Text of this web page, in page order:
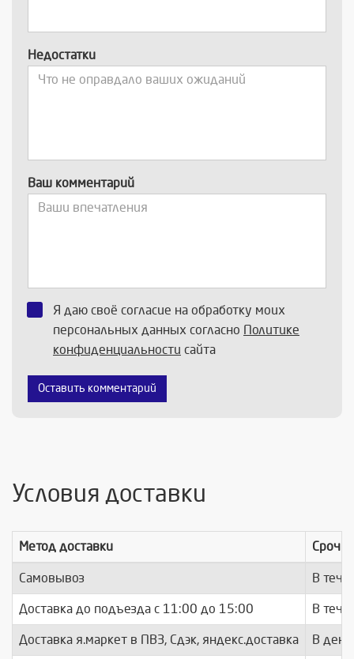
Недостатки
Ваш комментарий
Я даю своё согласие на обработку моих
персональных данных согласно
Политике
конфиденциальности сайта
Оставить комментарий
Условия доставки
Метод доставки
Самовывоз В
Доставка до подъезда c 11:00 до 15:00 В
Доставка я.маркет в ПВЗ, Сдэк, яндекс.доставка В день